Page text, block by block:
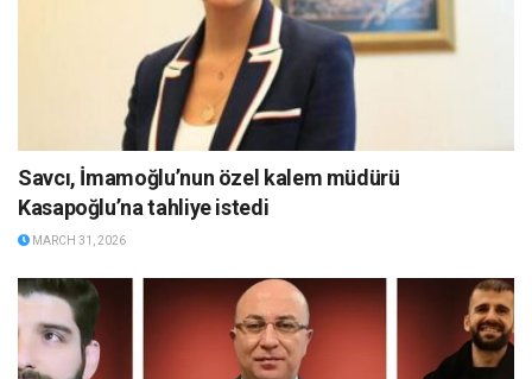
Savcı, İmamoğlu’nun özel kalem müdürü
Kasapoğlu’na tahliye istedi
MARCH 31, 2026